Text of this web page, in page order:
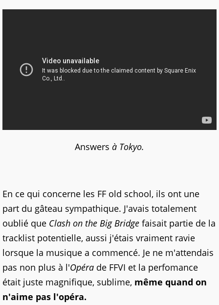
Answers à Tokyo.
En ce qui concerne les FF old school, ils ont une
part du gâteau sympathique. J'avais totalement
oublié que Clash on the Big Bridge faisait partie de la
tracklist potentielle, aussi j'étais vraiment ravie
lorsque la musique a commencé. Je ne m'attendais
pas non plus à l'Opéra de FFVI et la perfomance
était juste magnifique, sublime, même quand on
n'aime pas l'opéra.